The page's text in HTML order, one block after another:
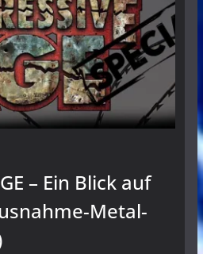
– Ein Blick auf
Metal-